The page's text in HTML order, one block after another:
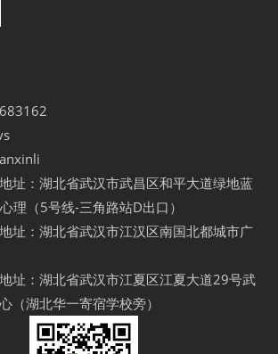
址：湖北省武汉市武昌区和平大道绿地蓝
理（5号线-三角路站D出口）
址：湖北省武汉市江汉区南国北都城市广
址：湖北省武汉市江夏区江夏大道29号武
（湖北华一寄宿学校旁）